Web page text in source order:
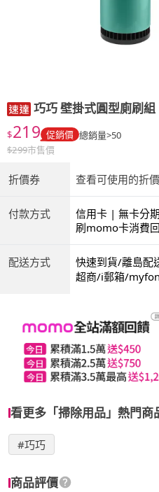
巧巧壁掛式圓型廁刷組
$219 促銷價 總銷量>50
$299市售價
折價券 查看可使用的折
付款方式
信用卡 | 無卡分
商付款 | ATM |
刷momo卡消費
配送方式 快速到貨/離島配
超商/i郵箱/
看更多「掃除用品」熱門商
#巧巧
商品評價